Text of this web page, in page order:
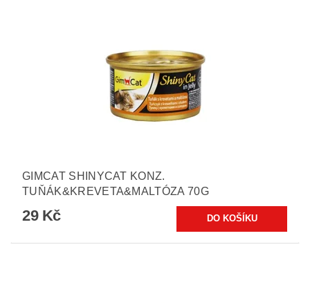
GIMCAT SHINYCAT KONZ.
TUŇÁK&KREVETA&MALTÓZA 70G
29 Kč